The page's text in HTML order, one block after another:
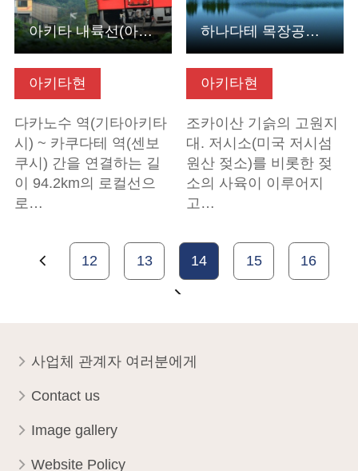
아키타현
다카노수 역(기타아키타
시) ~ 카쿠다테 역(센보
쿠시) 간을 연결하는 길
이 94.2km의 로컬선으
로…
아키타 내륙선(아키타현 기타아키타시)
아키타현
조카이산 기슭의 고원지
대. 저시소(미국 저시섬
원산 젖소)를 비롯한 젖
소의 사육이 이루어지
고…
하나다테 목장공원(아키타현 유리혼조시)
12 13 14 15 16
사업체 관계자 여러분에게
Contact us
Image gallery
Website Policy